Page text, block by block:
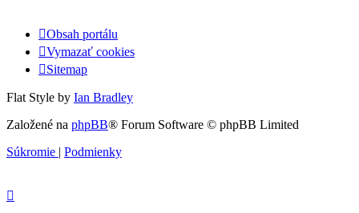
Obsah portálu
Vymazať cookies
Sitemap
Flat Style by Ian Bradley
Založené na phpBB® Forum Software © phpBB Limited
Súkromie | Podmienky